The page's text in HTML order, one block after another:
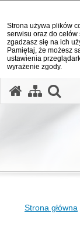
Strona używa plików
serwisu oraz do celów
zgadzasz się na ich
Pamiętaj, że możesz
ustawienia
wyrażenie zgody.
Strona główna